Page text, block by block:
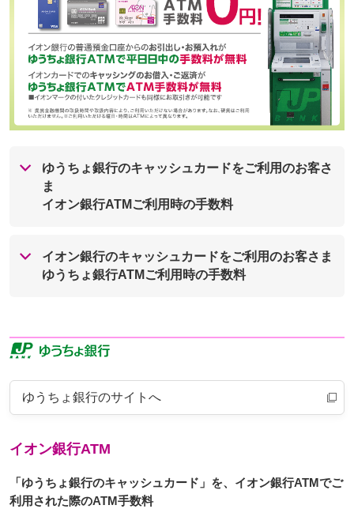
ゆうちょ銀行のキャッシュカードをご利用のお客さ
ま
イオン銀行ATMご利用時の手数料
イオン銀行のキャッシュカードをご利用のお客さま
ゆうちょ銀行ATMご利用時の手数料
ゆうちょ銀行のサイトへ
イオン銀行ATM
「ゆうちょ銀行のキャッシュカード」を、イオン銀行ATMでご
利用された際のATM手数料